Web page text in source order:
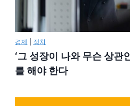
경제 정치
‘그 성장이 나와 무슨 상관
를 해야 한다